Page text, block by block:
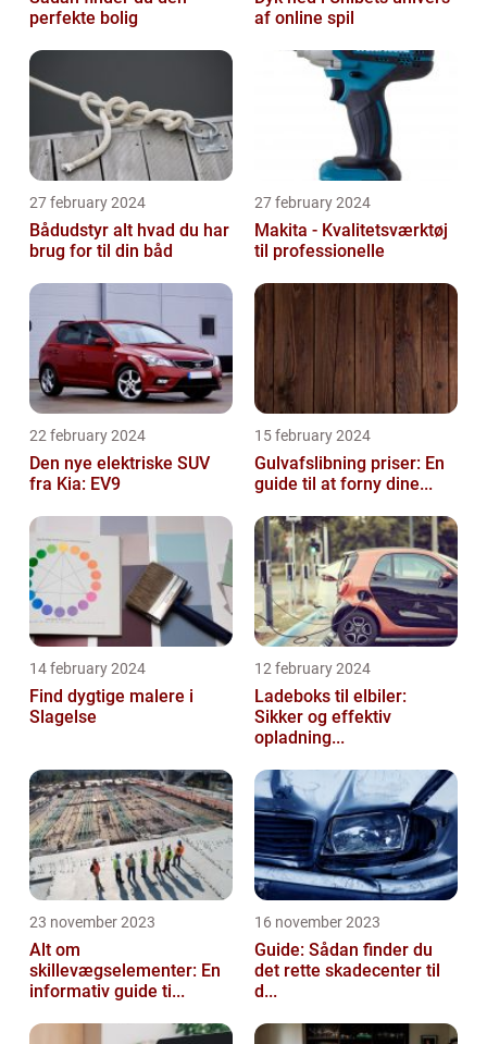
perfekte bolig
af online spil
27 february 2024
Bådudstyr alt hvad du har
brug for til din båd
27 february 2024
Makita - Kvalitetsværktøj
til professionelle
22 february 2024
Den nye elektriske SUV
fra Kia: EV9
15 february 2024
Gulvafslibning priser: En
guide til at forny dine...
14 february 2024
Find dygtige malere i
Slagelse
12 february 2024
Ladeboks til elbiler:
Sikker og effektiv
opladning...
23 november 2023
Alt om
skillevægselementer: En
informativ guide ti...
16 november 2023
Guide: Sådan finder du
det rette skadecenter til
d...